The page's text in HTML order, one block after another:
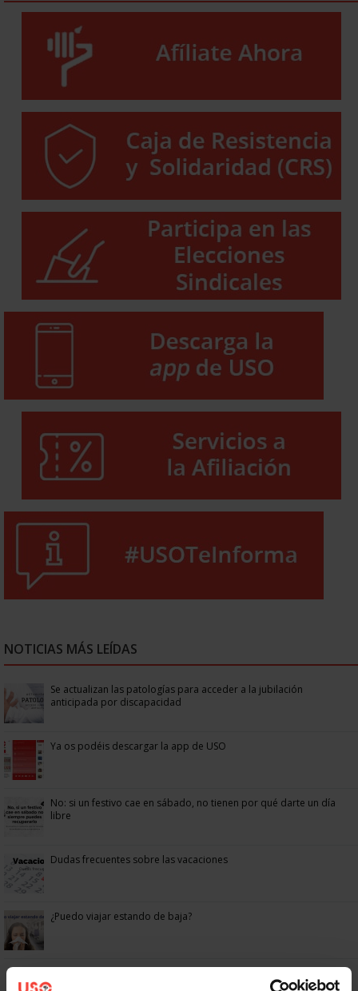
NOTICIAS MÁS LEÍDAS
Se actualizan las patologías para acceder a la jubilación
anticipada por discapacidad
Ya os podéis descargar la app de USO
No: si un festivo cae en sábado, no tienen por qué darte un día
libre
Dudas frecuentes sobre las vacaciones
¿Puedo viajar estando de baja?